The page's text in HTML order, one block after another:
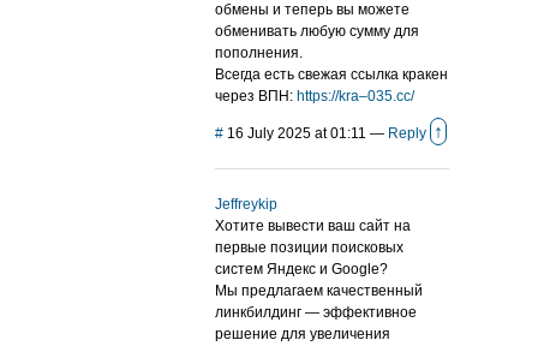
обмены и теперь вы можете
обменивать любую сумму для
пополнения.
Всегда есть свежая ссылка кракен
через ВПН: https://kra–035.cc/
# 16 July 2025 at 01:11 — Reply ↑
Jeffreykip
Хотите вывести ваш сайт на
первые позиции поисковых
систем Яндекс и Google?
Мы предлагаем качественный
линкбилдинг — эффективное
решение для увеличения